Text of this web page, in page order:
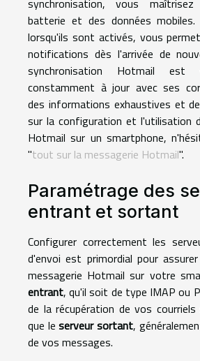
synchronisation, vous
batterie et des données mobiles.
lorsqu'ils sont activés, vous
notifications dès l'arrivée de
synchronisation Hotmail
constamment à jour avec ses
des informations exhaustives et
sur la configuration et l'utilisation
Hotmail sur un smartphone,
"tout sur la messagerie Hotmail".
Paramétrage des
entrant et sortant
Configurer correctement les
d'envoi est primordial pour
messagerie Hotmail sur votre
entrant, qu'il soit de type IMAP ou
de la récupération de vos
que leserveur sortant,
de vos messages.